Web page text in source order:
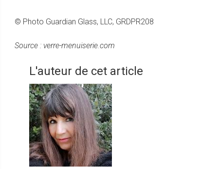
© Photo Guardian Glass, LLC, GRDPR208
Source : verre-menuiserie.com
L'auteur de cet article